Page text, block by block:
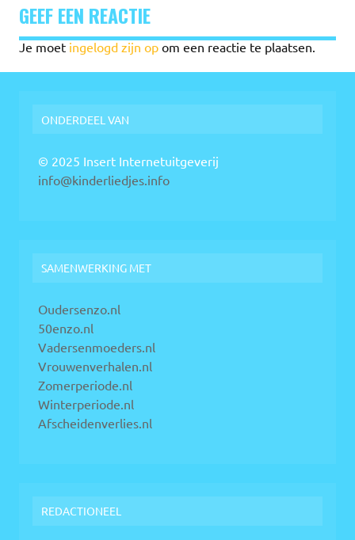
GEEF EEN REACTIE
Je moet ingelogd zijn op om een reactie te plaatsen.
ONDERDEEL VAN
© 2025 Insert Internetuitgeverij
info@kinderliedjes.info
SAMENWERKING MET
Oudersenzo.nl
50enzo.nl
Vadersenmoeders.nl
Vrouwenverhalen.nl
Zomerperiode.nl
Winterperiode.nl
Afscheidenverlies.nl
REDACTIONEEL